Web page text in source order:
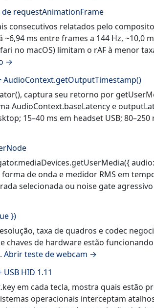
requestAnimationFrame
consecutivos relatados pelo
ms entre frames a 144 Hz, ~10,0
no macOS) limitam o rAF à menor
→
AudioContext.getOutputTimestamp()
captura seu retorno por
AudioContext.baseLatency e
15–40 ms em headset USB;
de onda e medidor RMS em
selecionada ou noise gate
})
taxa de quadros e codec
de hardware estão
Abrir teste de webcam →
HID 1.11
em cada tecla, mostra quais estão
operacionais interceptam